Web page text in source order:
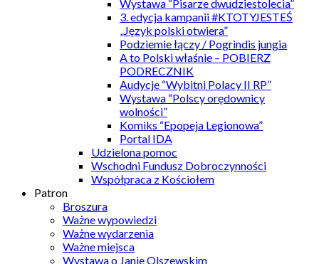
Wystawa “Pisarze dwudziestolecia”
3. edycja kampanii #KTOTYJESTEŚ
„Język polski otwiera”
Podziemie łączy / Pogrindis jungia
A to Polski właśnie – POBIERZ
PODRECZNIK
Audycje “Wybitni Polacy II RP”
Wystawa “Polscy orędownicy
wolności”
Komiks “Epopeja Legionowa”
Portal IDA
Udzielona pomoc
Wschodni Fundusz Dobroczynności
Współpraca z Kościołem
Patron
Broszura
Ważne wypowiedzi
Ważne wydarzenia
Ważne miejsca
Wystawa o Janie Olszewskim